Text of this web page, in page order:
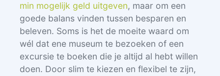
min mogelijk geld uitgeven, maar om een
goede balans vinden tussen besparen en
beleven. Soms is het de moeite waard om
wél dat ene museum te bezoeken of een
excursie te boeken die je altijd al hebt willen
doen. Door slim te kiezen en flexibel te zijn,